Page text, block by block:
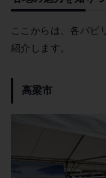
ここからは、各パビ
紹介します。
高梁市